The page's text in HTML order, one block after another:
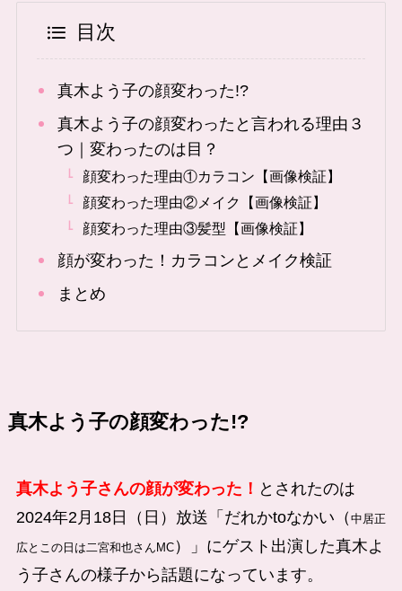
目次
真木よう子の顔変わった!?
真木よう子の顔変わったと言われる理由３
つ｜変わったのは目？
顔変わった理由①カラコン【画像検証】
顔変わった理由②メイク【画像検証】
顔変わった理由③髪型【画像検証】
顔が変わった！カラコンとメイク検証
まとめ
真木よう子の顔変わった!?
真木よう子さんの顔が変わった！ とされたのは
2024年2月18日（日）放送「だれかtoなかい（ 中居正
広とこの日は二宮和也さんMC）」にゲスト出演した真木よ
う子さんの様子から話題になっています。